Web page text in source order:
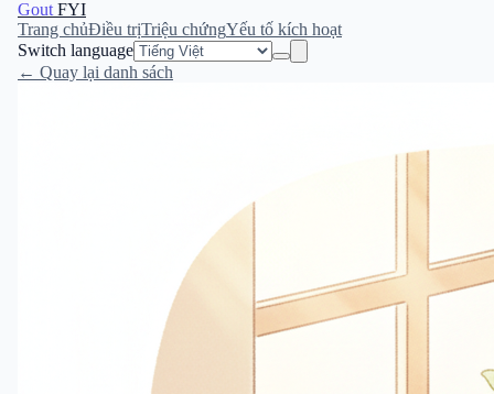
Gout FYI
Trang chủĐiều trịTriệu chứngYếu tố kích hoạt
Switch language
← Quay lại danh sách